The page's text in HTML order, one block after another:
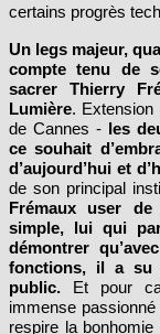
Un legs majeur,
compte tenu de
sacrer Thierry
Lumière. Extension
de Cannes -les
ce souhait
d’aujourd’hui et
de son principal
Frémaux user
simple, lui qui
démontrer
fonctions, il a su
public.Et pour
immense
respire la bonhomie
sympathie sur lui,